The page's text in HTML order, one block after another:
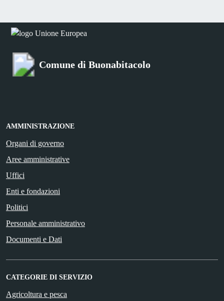
Comune di Buonabitacolo
AMMINISTRAZIONE
Organi di governo
Aree amministrative
Uffici
Enti e fondazioni
Politici
Personale amministrativo
Documenti e Dati
CATEGORIE DI SERVIZIO
Agricoltura e pesca